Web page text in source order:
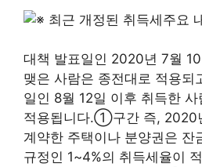
대책 발표일인 2020년 7월
맺은 사람은 종전대로 적용되
일인 8월 12일 이후 취득한
적용됩니다.①구간 즉, 2020
계약한 주택이나 분양권은 잔
규정인 1~4%의 취득세율이